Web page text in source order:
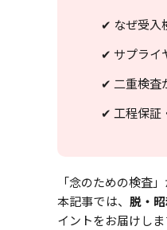
✔ なぜ受入
✔ サプライ
✔ 二重検査
✔ 工程保証
「念のための検査
本記事では、 脱・
イントをお届けしま